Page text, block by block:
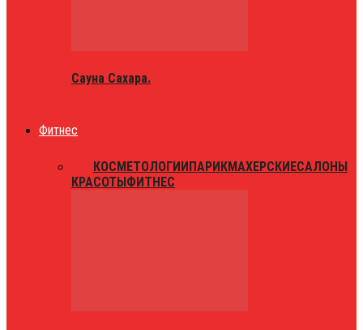
Сауна Сахара.
Фитнес
КОСМЕТОЛОГИИПАРИКМАХЕРСКИЕСАЛОНЫ
КРАСОТЫФИТНЕС